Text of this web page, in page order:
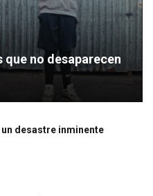
no desaparecen
un desastre inminente